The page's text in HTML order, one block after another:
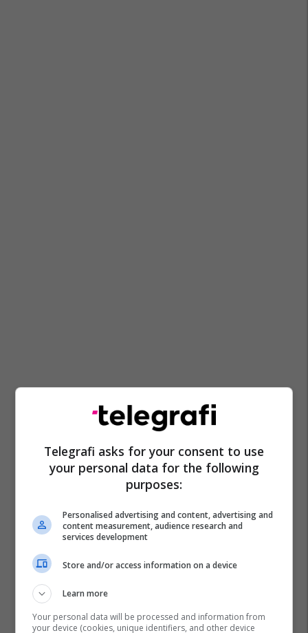
Telegrafi asks for your consent to use
your personal data for the following
purposes:
Personalised advertising and content, advertising and
content measurement, audience research and
services development
Store and/or access information on a device
Learn more
Your personal data will be processed and information from
your device (cookies, unique identifiers, and other device